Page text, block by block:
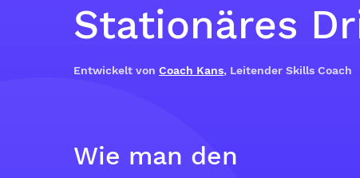
Stationäres
Entwickelt von Coach Kans, Leitender Skills Coach
Wie man den